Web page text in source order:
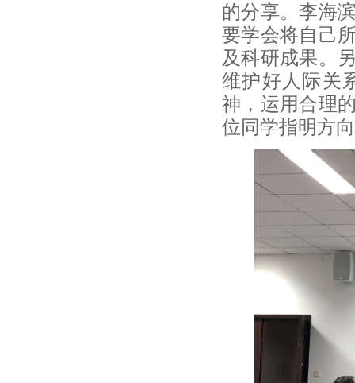
的分享。李海
要学会将自己
及科研成果。
维护好人际关
神，运用合理
位同学指明方